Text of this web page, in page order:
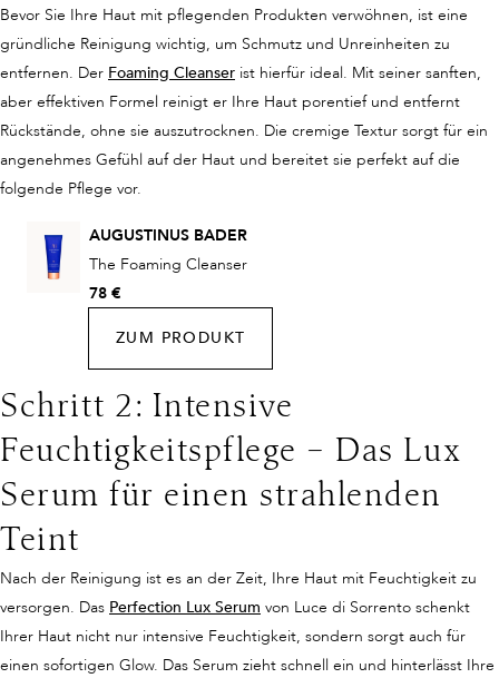
Bevor Sie Ihre Haut mit pflegenden Produkten verwöhnen, ist eine
gründliche Reinigung wichtig, um Schmutz und Unreinheiten zu
entfernen. Der Foaming Cleanser ist hierfür ideal. Mit seiner sanften,
aber effektiven Formel reinigt er Ihre Haut porentief und entfernt
Rückstände, ohne sie auszutrocknen. Die cremige Textur sorgt für ein
angenehmes Gefühl auf der Haut und bereitet sie perfekt auf die
folgende Pflege vor.
AUGUSTINUS BADER
The Foaming Cleanser
78 €
ZUM PRODUKT
Schritt 2: Intensive
Feuchtigkeitspflege – Das Lux
Serum für einen strahlenden
Teint
Nach der Reinigung ist es an der Zeit, Ihre Haut mit Feuchtigkeit zu
versorgen. Das Perfection Lux Serum von Luce di Sorrento schenkt
Ihrer Haut nicht nur intensive Feuchtigkeit, sondern sorgt auch für
einen sofortigen Glow. Das Serum zieht schnell ein und hinterlässt Ihre